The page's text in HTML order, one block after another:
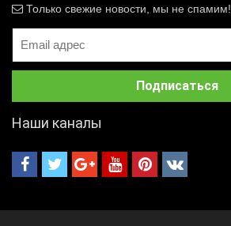
Только свежие новости, мы не спамим!
Наши каналы